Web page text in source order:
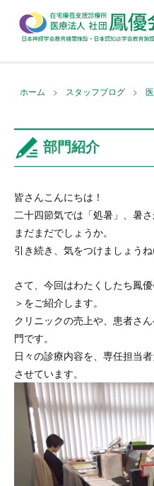
ホーム > スタッフブログ >
部門紹介
皆さんこんにちは！
二十四節気では「処暑」、暑
まだまだでしょうか。
引き続き、気をつけましょう
さて、今回はわたくしたち鳳
＞をご紹介します。
クリニックの売上や、患者さ
門です。
日々の診療内容を、専任担当
させています。